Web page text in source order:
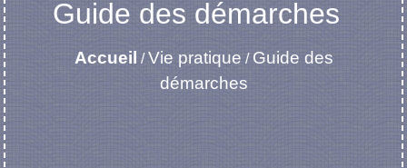
Guide des démarches
Accueil /Vie pratique/ Guide des
démarches